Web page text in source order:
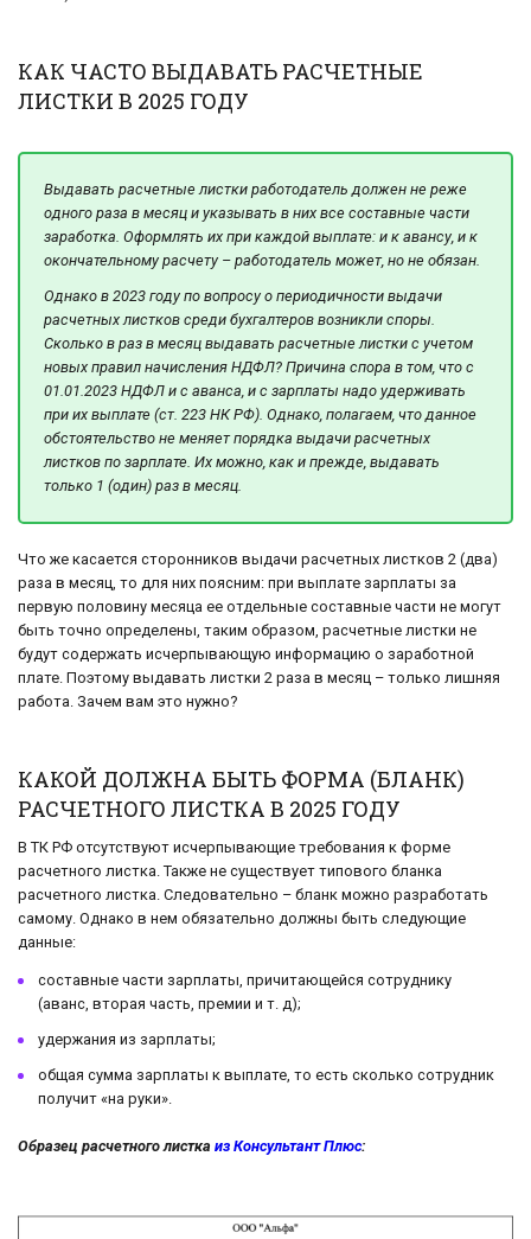
КАК ЧАСТО ВЫДАВАТЬ РАСЧЕТНЫЕ
ЛИСТКИ В 2025 ГОДУ
Выдавать расчетные листки работодатель должен не реже
одного раза в месяц и указывать в них все составные части
заработка. Оформлять их при каждой выплате: и к авансу, и к
окончательному расчету – работодатель может, но не обязан.
Однако в 2023 году по вопросу о периодичности выдачи
расчетных листков среди бухгалтеров возникли споры.
Сколько в раз в месяц выдавать расчетные листки с учетом
новых правил начисления НДФЛ? Причина спора в том, что с
01.01.2023 НДФЛ и с аванса, и с зарплаты надо удерживать
при их выплате (ст. 223 НК РФ). Однако, полагаем, что данное
обстоятельство не меняет порядка выдачи расчетных
листков по зарплате. Их можно, как и прежде, выдавать
только 1 (один) раз в месяц.
Что же касается сторонников выдачи расчетных листков 2 (два)
раза в месяц, то для них поясним: при выплате зарплаты за
первую половину месяца ее отдельные составные части не могут
быть точно определены, таким образом, расчетные листки не
будут содержать исчерпывающую информацию о заработной
плате. Поэтому выдавать листки 2 раза в месяц – только лишняя
работа. Зачем вам это нужно?
КАКОЙ ДОЛЖНА БЫТЬ ФОРМА (БЛАНК)
РАСЧЕТНОГО ЛИСТКА В 2025 ГОДУ
В ТК РФ отсутствуют исчерпывающие требования к форме
расчетного листка. Также не существует типового бланка
расчетного листка. Следовательно – бланк можно разработать
самому. Однако в нем обязательно должны быть следующие
данные:
составные части зарплаты, причитающейся сотруднику
(аванс, вторая часть, премии и т. д);
удержания из зарплаты;
общая сумма зарплаты к выплате, то есть сколько сотрудник
получит «на руки».
Образец расчетного листка из Консультант Плюс: